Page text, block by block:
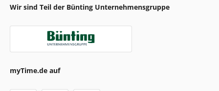
Wir sind Teil der Bünting Unternehmensgruppe
myTime.de auf